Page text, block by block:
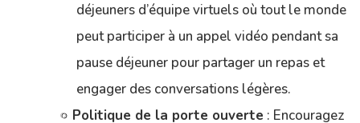
déjeuners d’équipe virtuels où tout le monde
peut participer à un appel vidéo pendant sa
pause déjeuner pour partager un repas et
engager des conversations légères.
Politique de la porte ouverte : Encouragez